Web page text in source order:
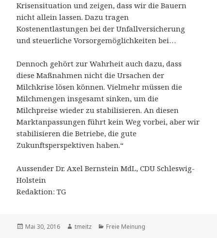
Krisensituation und zeigen, dass wir die Bauern
nicht allein lassen. Dazu tragen
Kostenentlastungen bei der Unfallversicherung
und steuerliche Vorsorgemöglichkeiten bei…
Dennoch gehört zur Wahrheit auch dazu, dass
diese Maßnahmen nicht die Ursachen der
Milchkrise lösen können. Vielmehr müssen die
Milchmengen insgesamt sinken, um die
Milchpreise wieder zu stabilisieren. An diesen
Marktanpassungen führt kein Weg vorbei, aber wir
stabilisieren die Betriebe, die gute
Zukunftsperspektiven haben.“
Aussender Dr. Axel Bernstein MdL, CDU Schleswig-
Holstein
Redaktion: TG
Veröffentlicht
Mai 30, 2016 Autor
tmeitz Kategorien
Freie Meinung